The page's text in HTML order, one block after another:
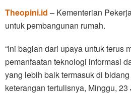
Theopini.id – Kementerian
untuk pembangunan rumah.
“Ini bagian dari upaya untuk terus
pemanfaatan teknologi informasi
yang lebih baik termasuk di
keterangan tertulisnya, Minggu, 23